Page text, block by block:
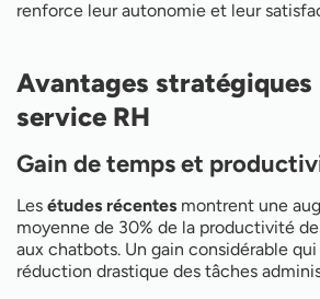
renforce leur autonomie et leur
Avantages stratégiques
service RH
Gain de temps et
Les études récentes montrent une
moyenne de 30% de la productivité
aux chatbots. Un gain considérable
réduction drastique des tâches